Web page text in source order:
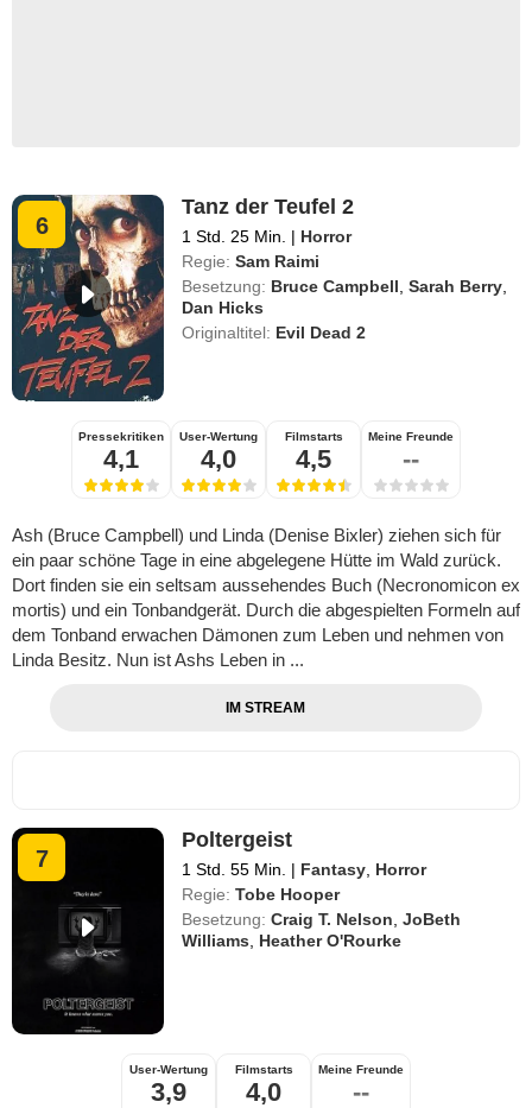
6
Tanz der Teufel 2
1 Std. 25 Min. | Horror
Regie: Sam Raimi
Besetzung: Bruce Campbell ,Sarah Berry
Dan Hicks
Originaltitel: Evil Dead 2
Pressekritiken
4,1
User-Wertung
4,0
Filmstarts
4,5
Meine Freunde
--
Ash (Bruce Campbell) und Linda (Denise Bixler) ziehen sich für
ein paar schöne Tage in eine abgelegene Hütte im Wald zurück.
Dort finden sie ein seltsam aussehendes Buch (Necronomicon ex
mortis) und ein Tonbandgerät. Durch die abgespielten Formeln auf
dem Tonband erwachen Dämonen zum Leben und nehmen von
Linda Besitz. Nun ist Ashs Leben in ...
IM STREAM
7
Poltergeist
1 Std. 55 Min. | Fantasy Horror
Regie: Tobe Hooper
Besetzung: Craig T. Nelson ,JoBeth
Williams
Heather O'Rourke
User-Wertung
3,9
Filmstarts
4,0
Meine Freunde
--